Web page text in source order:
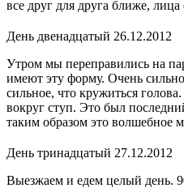
все друг для друга ближе, лица
День двенадцатый 26.12.2012
Утром мы переправились на
имеют эту форму. Очень
сильное, что кружиться
вокруг ступ. Это был
таким образом это волшебное
День тринадцатый 27.12.2012
Выезжаем и едем целый день.